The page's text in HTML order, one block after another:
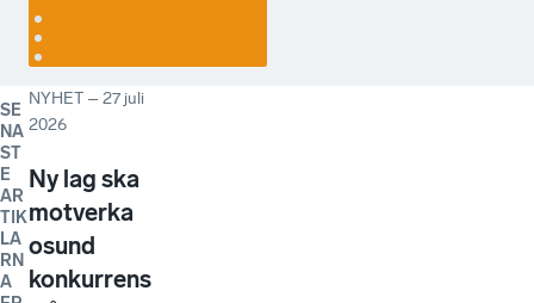
SE
NA
ST
E
AR
TIK
LA
RN
A
NYHET –27 juli
2026
Ny lag ska
motverka
osund
konkurrens